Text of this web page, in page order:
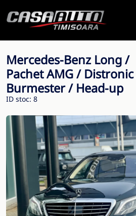
Mercedes-Benz Long /
Pachet AMG /
Burmester / Head-up
ID stoc: 8